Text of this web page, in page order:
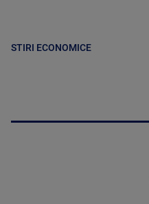
STIRI ECONOMICE